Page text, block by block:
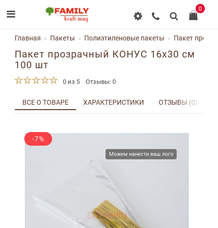
0
Главная Пакеты Полиэтиленовые пакеты Пакет
Пакет прозрачный КОНУС 16х30 см
100 шт
0 из 5 Отзывы: 0
ВСЕ О ТОВАРЕ ХАРАКТЕРИСТИКИ ОТЗЫВЫ (0)
Можем нанести ваш лого
-7%